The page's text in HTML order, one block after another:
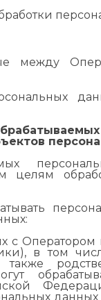
между
целям
с
в том
также